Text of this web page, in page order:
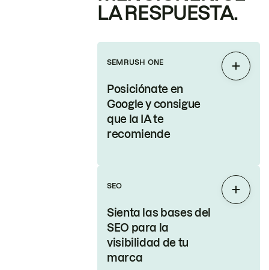
LA RESPUESTA.
SEMRUSH ONE
Posiciónate en
Google y consigue
que la IA te
recomiende
SEO
Sienta las bases del
SEO para la
visibilidad de tu
marca